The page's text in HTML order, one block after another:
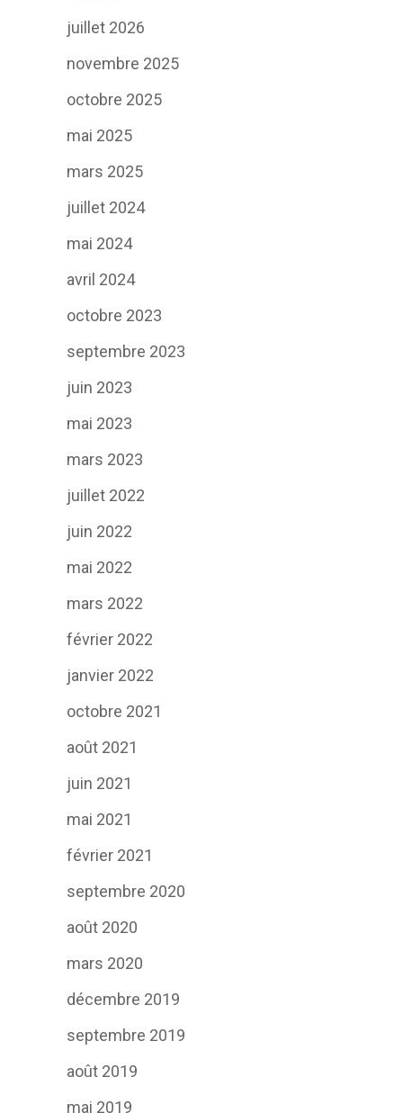
juillet 2026
novembre 2025
octobre 2025
mai 2025
mars 2025
juillet 2024
mai 2024
avril 2024
octobre 2023
septembre 2023
juin 2023
mai 2023
mars 2023
juillet 2022
juin 2022
mai 2022
mars 2022
février 2022
janvier 2022
octobre 2021
août 2021
juin 2021
mai 2021
février 2021
septembre 2020
août 2020
mars 2020
décembre 2019
septembre 2019
août 2019
mai 2019